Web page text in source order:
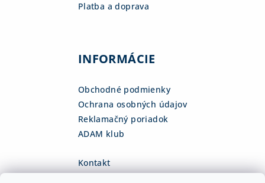
Platba a doprava
INFORMÁCIE
Obchodné podmienky
Ochrana osobných údajov
Reklamačný poriadok
ADAM klub
Kontakt